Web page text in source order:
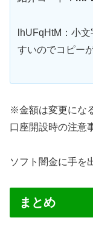
lhUFqHtM：小
すいのでコピー
※金額は変更にな
口座開設時の注意
ソフト闇金に手を
まとめ